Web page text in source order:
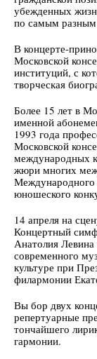
убежденных
по самым
В концерте-
Московской
институций, с
творческая
Более 15 лет в
именной
1993 года
Московской
международных
жюри многих
юношеского
14 апреля на
Концертный
Анатолия Левина
современного
культуре при
филармонии
Вы бор двух
репертуарные
тончайшего
гармонии.